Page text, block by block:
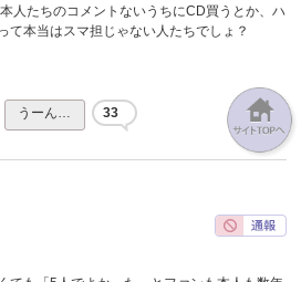
人たちのコメントないうちにCD買うとか、ハ
て本当はスマ担じゃない人たちでしょ？
うーん… 33